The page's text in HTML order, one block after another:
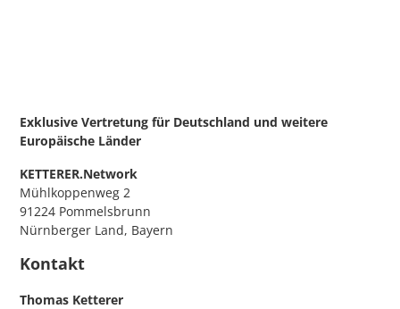
Exklusive Vertretung für Deutschland und weitere
Europäische Länder
KETTERER.Network
Mühlkoppenweg 2
91224 Pommelsbrunn
Nürnberger Land, Bayern
Kontakt
Thomas Ketterer